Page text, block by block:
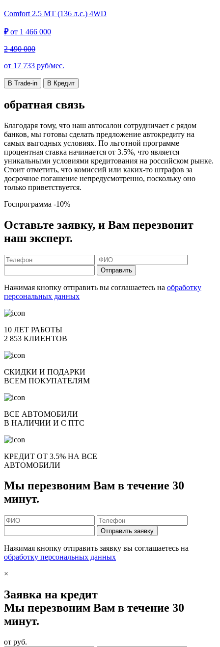
Comfort 2.5 MT (136 л.с.) 4WD
₽от 1 466 000
2 490 000
от 17 733 руб/мес.
В Trade-in В Кредит
обратная связь
Благодаря тому, что наш автосалон сотрудничает с рядом
банков, мы готовы сделать предложение автокредиту на
самых выгодных условиях. По льготной программе
процентная ставка начинается от 3.5%, что является
уникальными условиями кредитования на российском рынке.
Стоит отметить, что комиссий или каких-то штрафов за
досрочное погашение непредусмотренно, поскольку оно
только приветствуется.
Госпрограмма -10%
Оставьте заявку, и Вам перезвонит
наш эксперт.
Отправить
Нажимая кнопку отправить вы соглашаетесь на обработку
персональных данных
10 ЛЕТ РАБОТЫ
2 853 КЛИЕНТОВ
СКИДКИ И ПОДАРКИ
ВСЕМ ПОКУПАТЕЛЯМ
ВСЕ АВТОМОБИЛИ
В НАЛИЧИИ И С ПТС
КРЕДИТ ОТ 3.5% НА ВСЕ
АВТОМОБИЛИ
Мы перезвоним Вам в течение 30
минут.
Отправить заявку
Нажимая кнопку отправить заявку вы соглашаетесь на
обработку персональных данных
×
Заявка на кредит
Мы перезвоним Вам в течение 30
минут.
от руб.